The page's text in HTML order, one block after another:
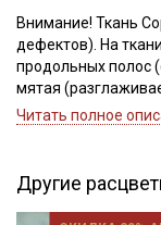
Внимание! Ткань
дефектов). На
продольных полос
мятая
±2см. Просим
вискозы (не
приятная на
нитей, имеет
Читать полное
Другие